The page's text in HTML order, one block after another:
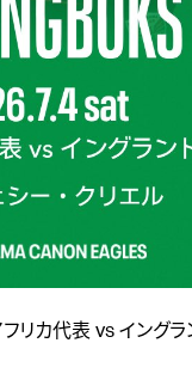
リカ代表 vs イング